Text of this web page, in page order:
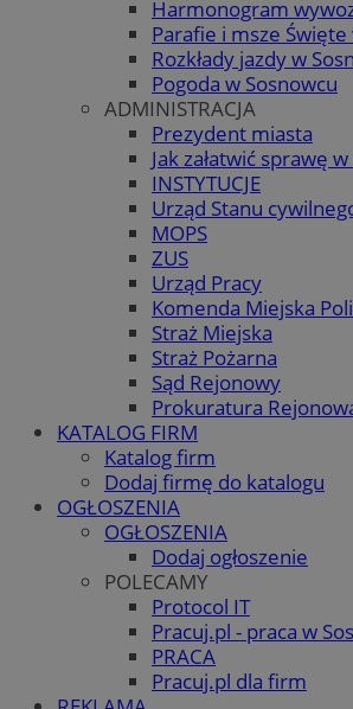
Harmonogram
Parafie i msze Święte
Rozkłady jazdy w
Pogoda w Sosnowcu
ADMINISTRACJA
Prezydent miasta
Jak załatwić sprawę
INSTYTUCJE
Urząd Stanu
MOPS
ZUS
Urząd Pracy
Komenda Miejska
Straż Miejska
Straż Pożarna
Sąd Rejonowy
Prokuratura
KATALOG FIRM
Katalog firm
Dodaj firmę do katalogu
OGŁOSZENIA
OGŁOSZENIA
Dodaj ogłoszenie
POLECAMY
Protocol IT
Pracuj.pl - praca w
PRACA
Pracuj.pl dla firm